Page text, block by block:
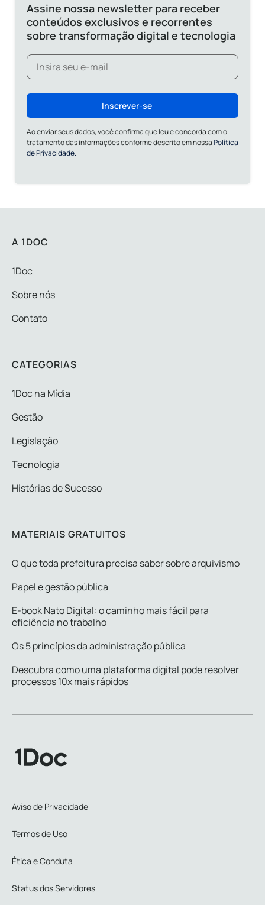
Assine nossa newsletter para receber
conteúdos exclusivos e recorrentes
sobre transformação digital e tecnologia
Inscrever-se
Ao enviar seus dados, você confirma que leu e concorda com o
tratamento das informações conforme descrito em nossaPolítica
de Privacidade.
A 1DOC
1Doc
Sobre nós
Contato
CATEGORIAS
1Doc na Mídia
Gestão
Legislação
Tecnologia
Histórias de Sucesso
MATERIAIS GRATUITOS
O que toda prefeitura precisa saber sobre arquivismo
Papel e gestão pública
E-book Nato Digital: o caminho mais fácil para
eficiência no trabalho
Os 5 princípios da administração pública
Descubra como uma plataforma digital pode resolver
processos 10x mais rápidos
Aviso de Privacidade
Termos de Uso
Ética e Conduta
Status dos Servidores